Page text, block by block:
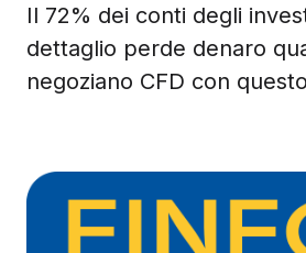
Il 72% dei conti degli
dettaglio perde denaro
negoziano CFD con